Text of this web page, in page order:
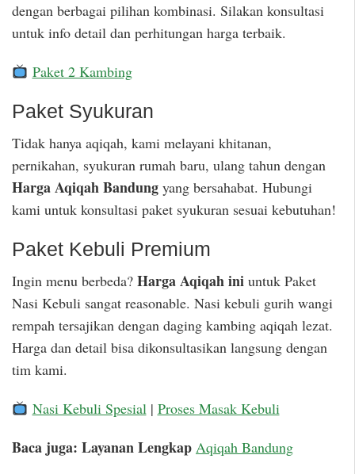
dengan berbagai pilihan kombinasi. Silakan konsultasi
untuk info detail dan perhitungan harga terbaik.
Paket 2 Kambing
Paket Syukuran
Tidak hanya aqiqah, kami melayani khitanan,
pernikahan, syukuran rumah baru, ulang tahun dengan
Harga Aqiqah Bandung yang bersahabat. Hubungi
kami untuk konsultasi paket syukuran sesuai kebutuhan!
Paket Kebuli Premium
Ingin menu berbeda? Harga Aqiqah ini untuk Paket
Nasi Kebuli sangat reasonable. Nasi kebuli gurih wangi
rempah tersajikan dengan daging kambing aqiqah lezat.
Harga dan detail bisa dikonsultasikan langsung dengan
tim kami.
Nasi Kebuli Spesial| Proses Masak Kebuli
Baca juga: Layanan Lengkap Aqiqah Bandung